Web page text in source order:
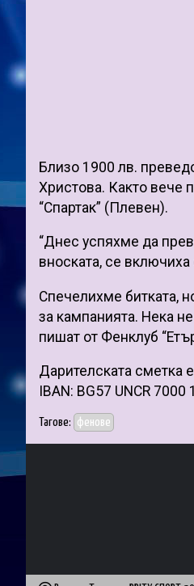
Близо 1900 лв.
Христова. Както вече
“Спартак” (Плевен).
“Днес успяхме да
вноската, се
Спечелихме битката,
за кампанията. Нека
пишат от Фенклуб
Дарителската сметка
IBAN: BG57 UNCR
Тагове: фенове